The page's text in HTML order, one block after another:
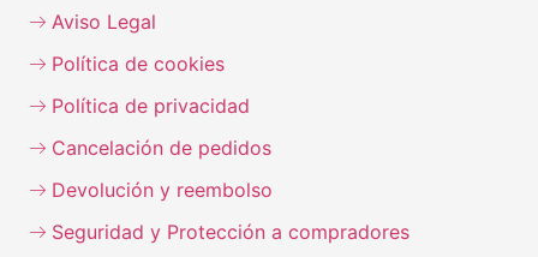
Aviso Legal
Política de cookies
Política de privacidad
Cancelación de pedidos
Devolución y reembolso
Seguridad y Protección a compradores